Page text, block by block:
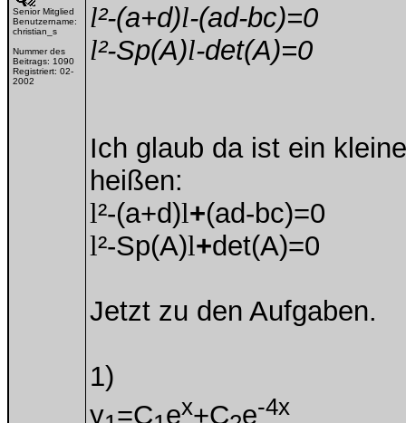
Senior Mitglied
Benutzername:
christian_s
Nummer des
Beitrags: 1090
Registriert: 02-
2002
l²-(a+d)l-(ad-bc)=0
l²-Sp(A)l-det(A)=0
Ich glaub da ist ein
heißen:
l²-(a+d)l+(ad-bc)=0
l²-Sp(A)l+det(A)=0
Jetzt zu den Aufgaben.
1)
y =C ex+C e-4x